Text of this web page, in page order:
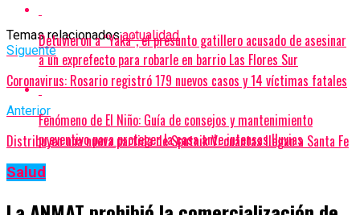
Temas relacionados:actualidad
Siguente
Coronavirus: Rosario registró 179 nuevos casos y 14 víctimas fatales
Anterior
Distribuyen una nueva partida de Sputnik V: cuántas llegan a Santa Fe
Detuvieron a “Yaka”, el presunto gatillero acusado de asesinar
a un exprefecto para robarle en barrio Las Flores Sur
Fenómeno de El Niño: Guía de consejos y mantenimiento
preventivo para proteger la casa ante intensas lluvias
Salud